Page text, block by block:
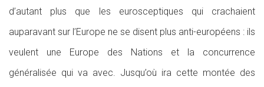
d’autant plus que les eurosceptiques qui crachaient
auparavant sur l’Europe ne se disent plus anti-européens : ils
veulent une Europe des Nations et la concurrence
généralisée qui va avec. Jusqu’où ira cette montée des